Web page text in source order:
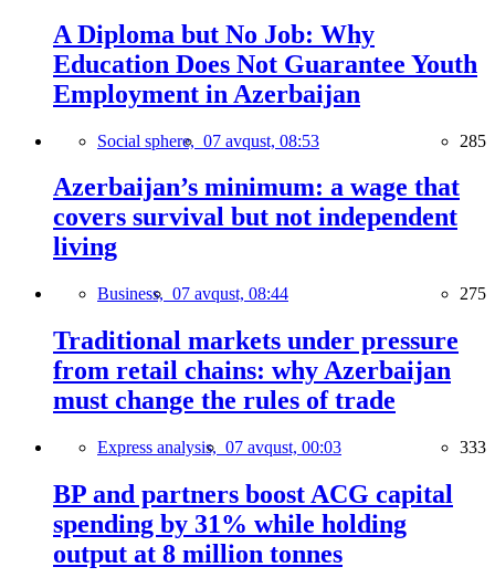
A Diploma but No Job: Why
Education Does Not Guarantee Youth
Employment in Azerbaijan
Social sphere, 07 avqust, 08:53 285
Azerbaijan’s minimum: a wage that
covers survival but not independent
living
Business, 07 avqust, 08:44 275
Traditional markets under pressure
from retail chains: why Azerbaijan
must change the rules of trade
Express analysis, 07 avqust, 00:03 333
BP and partners boost ACG capital
spending by 31% while holding
output at 8 million tonnes